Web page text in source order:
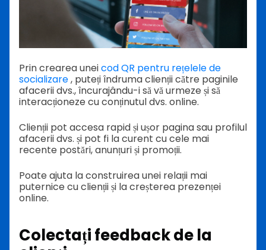
Prin crearea uneicod QR pentru rețelele de
socializare, puteți îndruma clienții către paginile
afacerii dvs., încurajându-i să vă urmeze și să
interacționeze cu conținutul dvs. online.
Clienții pot accesa rapid și ușor pagina sau profilul
afacerii dvs. și pot fi la curent cu cele mai
recente postări, anunțuri și promoții.
Poate ajuta la construirea unei relații mai
puternice cu clienții și la creșterea prezenței
online.
Colectați feedback de la